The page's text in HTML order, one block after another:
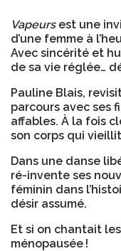
Vapeursest une
d’une femme à
Avec sincérité et
de sa vie réglée…
Pauline Blais,
parcours avec ses
affables. À la fois
son corps qui
Dans une danse
ré-invente ses
féminin dans
désir assumé.
Et si on chantait
ménopausée !